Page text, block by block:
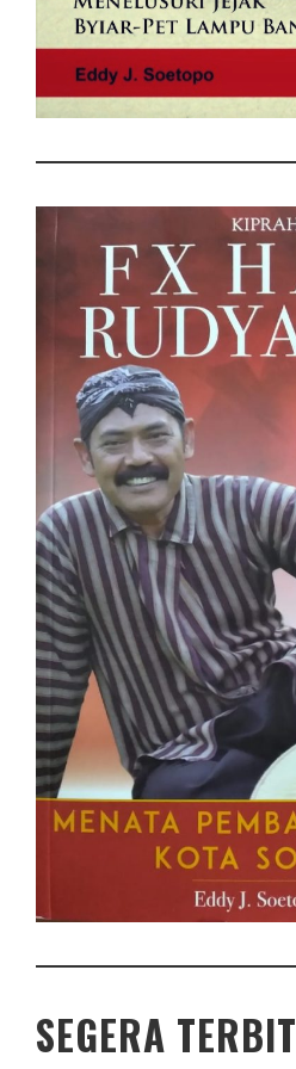
SEGERA TERBIT